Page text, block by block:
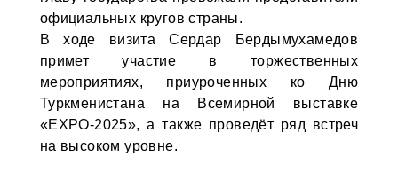
официальных кругов страны.
В ходе визита Сердар Бердымухамедов
примет участие в торжественных
мероприятиях, приуроченных ко Дню
Туркменистана на Всемирной выставке
«EXPO-2025», а также проведёт ряд встреч
на высоком уровне.